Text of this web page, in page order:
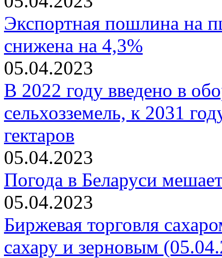
Экспортная пошлина на
снижена на 4,3%
05.04.2023
В 2022 году введено в
сельхозземель, к 2031
гектаров
05.04.2023
Погода в Беларуси
05.04.2023
Биржевая торговля
сахару и зерновым